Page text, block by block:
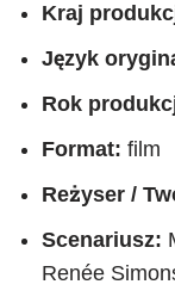
Kraj
Język
Rok
Format: film
Reżyser /
Scenariusz:
Renée